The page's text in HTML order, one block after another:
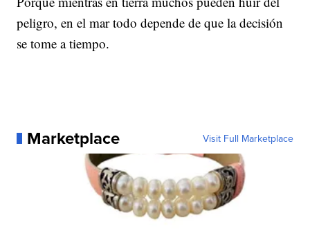
peligro, en el mar todo depende de que la decisión
se tome a tiempo.
Marketplace Visit Full Marketplace